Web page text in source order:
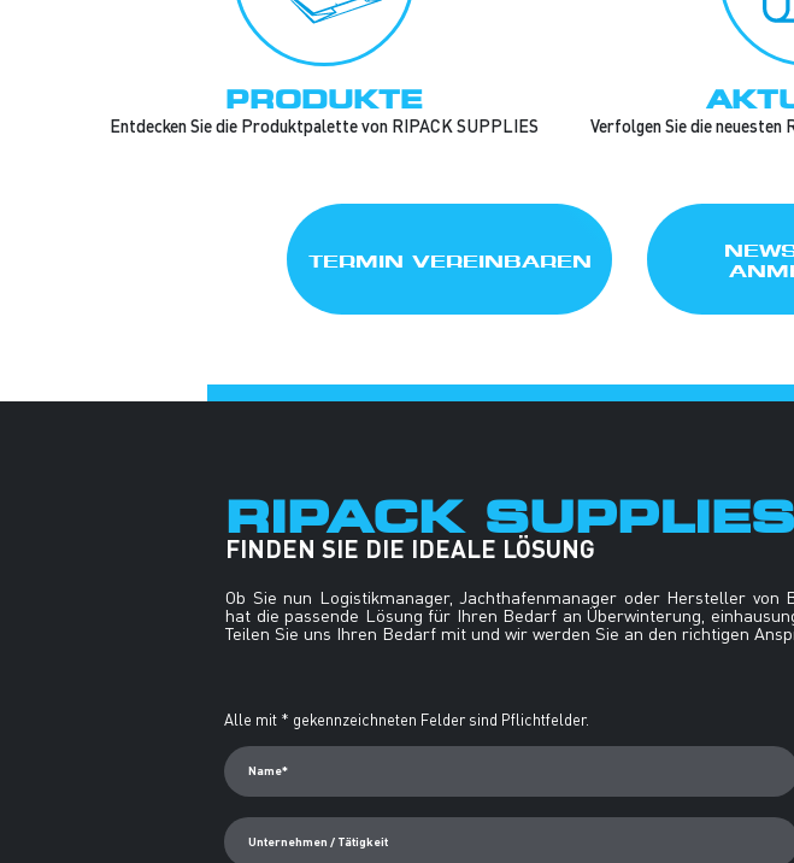
PRODUKTE
Entdecken Sie die Produktpalette von RIPACK SUPPLIES Verfolgen Sie die
TERMIN VEREINBAREN
FINDEN SIE DIE IDEALE LÖSUNG
RIPACK SUPPLIES
Ob Sie nun Logistikmanager, Jachthafenmanager oder Hersteller von
hat die passende Lösung für Ihren Bedarf an Überwinterung,
Teilen Sie uns Ihren Bedarf mit und wir werden Sie an den richtigen
Alle mit * gekennzeichneten Felder sind Pflichtfelder.
Name*
Unternehmen / Tätigkeit
Alternative: